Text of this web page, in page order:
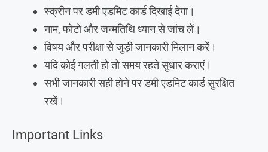
स्क्रीन पर डमी एडमिट कार्ड दिखाई देगा।
नाम, फोटो और जन्मतिथि ध्यान से जांच लें।
विषय और परीक्षा से जुड़ी जानकारी मिलान करें।
यदि कोई गलती हो तो समय रहते सुधार कराएं।
सभी जानकारी सही होने पर डमी एडमिट कार्ड सुरक्षित
रखें।
Important Links